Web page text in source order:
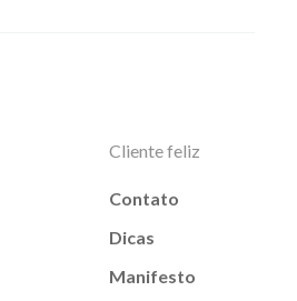
Cliente feliz
Contato
Dicas
Manifesto